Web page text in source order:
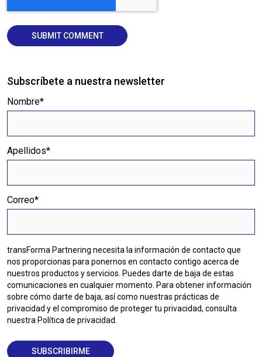
Subscríbete a nuestra newsletter
Nombre*
Apellidos*
Correo*
transForma Partnering necesita la información de contacto que
nos proporcionas para ponernos en contacto contigo acerca de
nuestros productos y servicios. Puedes darte de baja de estas
comunicaciones en cualquier momento. Para obtener información
sobre cómo darte de baja, así como nuestras prácticas de
privacidad y el compromiso de proteger tu privacidad, consulta
nuestra Política de privacidad.